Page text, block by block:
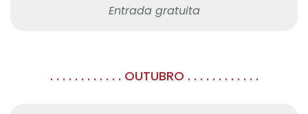
Entrada gratuita
. . . . . . . . . . . . OUTUBRO . . . . . . . . . . . .